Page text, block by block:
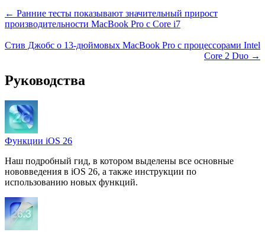
← Ранние тесты показывают значительный прирост
производительности MacBook Pro с Core i7
Стив Джобс о 13-дюймовых MacBook Pro с процессорами Intel
Core 2 Duo →
Руководства
Функции iOS 26
Наш подробный гид, в котором выделены все основные
нововведения в iOS 26, а также инструкции по
использованию новых функций.